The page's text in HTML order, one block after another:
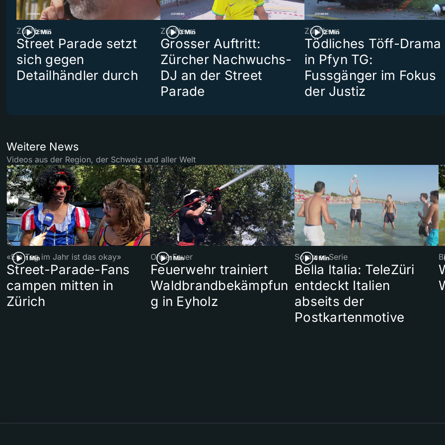
2 Min
ZüriNews
Street Parade setzt
sich gegen
Detailhändler durch
3 Min
ZüriNews
Grosser Auftritt:
Zürcher Nachwuchs-
DJ an der Street
Parade
2 Min
ZüriNews
Tödliches Töff-Drama
in Pfyn TG:
Fussgänger im Fokus
der Justiz
Weitere News
Videos aus der Region, der Schweiz und aller Welt
1 Min
«Ein Tag im Jahr ist das okay»
Street-Parade-Fans
campen mitten in
Zürich
1 Min
Ohne Feuer
Feuerwehr trainiert
Waldbrandbekämpfun
g in Eyholz
4 Min
Sommer-Serie
Bella Italia: TeleZüri
entdeckt Italien
abseits der
Postkartenmotive